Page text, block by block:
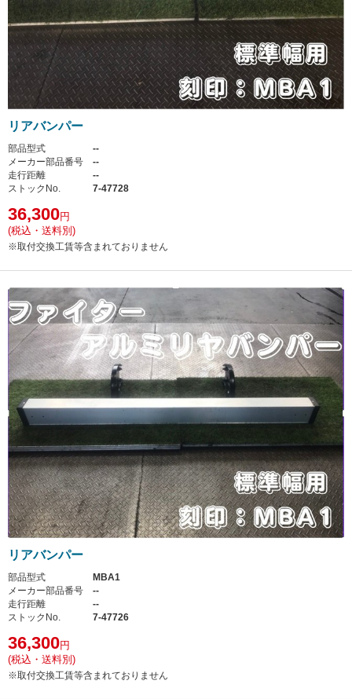
リアバンパー
部品型式
--
メーカー部品番号
--
走行距離
--
ストックNo.
7-47728
36,300円
(税込・送料別)
※取付交換工賃等含まれておりません
リアバンパー
部品型式
MBA1
メーカー部品番号
--
走行距離
--
ストックNo.
7-47726
36,300円
(税込・送料別)
※取付交換工賃等含まれておりません